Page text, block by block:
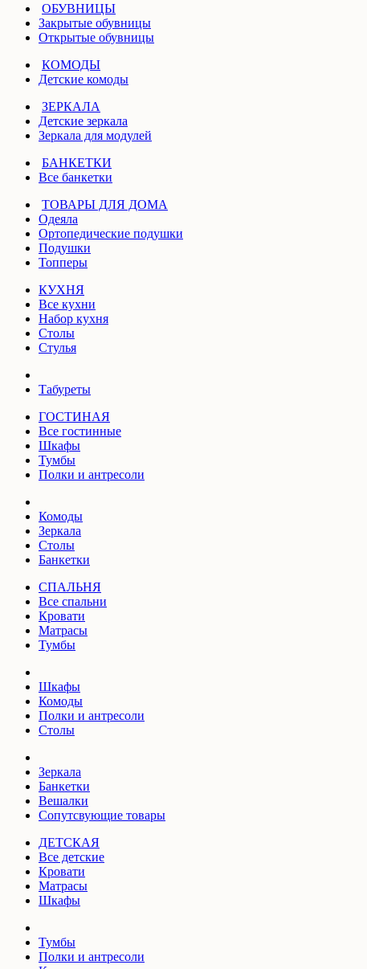
ОБУВНИЦЫ
Закрытые обувницы
Открытые обувницы
КОМОДЫ
Детские комоды
ЗЕРКАЛА
Детские зеркала
Зеркала для модулей
БАНКЕТКИ
Все банкетки
ТОВАРЫ ДЛЯ ДОМА
Одеяла
Ортопедические подушки
Подушки
Топперы
КУХНЯ
Все кухни
Набор кухня
Столы
Стулья
Табуреты
ГОСТИНАЯ
Все гостинные
Шкафы
Тумбы
Полки и антресоли
Комоды
Зеркала
Столы
Банкетки
СПАЛЬНЯ
Все спальни
Кровати
Матрасы
Тумбы
Шкафы
Комоды
Полки и антресоли
Столы
Зеркала
Банкетки
Вешалки
Сопутсвующие товары
ДЕТСКАЯ
Все детские
Кровати
Матрасы
Шкафы
Тумбы
Полки и антресоли